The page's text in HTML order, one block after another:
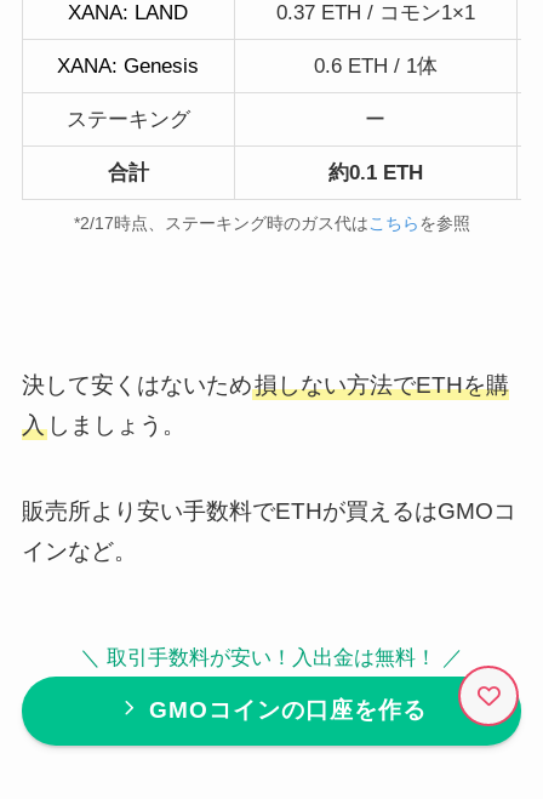
XANA: LAND 0.37 ETH / コモン1×1
XANA: Genesis 0.6 ETH / 1体
ステーキング ー
合計 約0.1 ETH
*2/17時点、ステーキング時のガス代は こちら を参照
決して安くはないため損しない方法でETHを購
入しましょう。
販売所より安い手数料でETHが買えるはGMOコ
インなど。
＼ 取引手数料が安い！入出金は無料！ ／
GMOコインの口座を作る